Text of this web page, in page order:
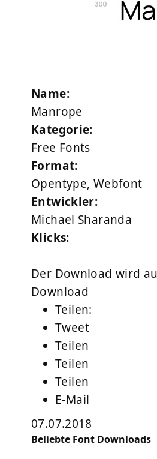
Name:
Manrope
Kategorie:
Free Fonts
Format:
Opentype, Webfont
Entwickler:
Michael Sharanda
Klicks:
Der Download wird
Download
Teilen:
Tweet
Teilen
Teilen
Teilen
E-Mail
07.07.2018
Beliebte Font Downloads